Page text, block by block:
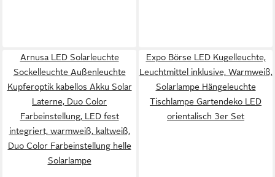
Arnusa LED Solarleuchte
Sockelleuchte Außenleuchte
Kupferoptik kabellos Akku Solar
Laterne, Duo Color
Farbeinstellung, LED fest
integriert, warmweiß, kaltweiß,
Duo Color Farbeinstellung helle
Solarlampe
Expo Börse LED Kugelleuchte,
Leuchtmittel inklusive, Warmweiß,
Solarlampe Hängeleuchte
Tischlampe Gartendeko LED
orientalisch 3er Set